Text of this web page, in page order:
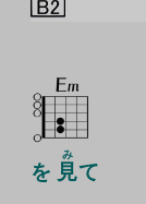
を 見
み
て